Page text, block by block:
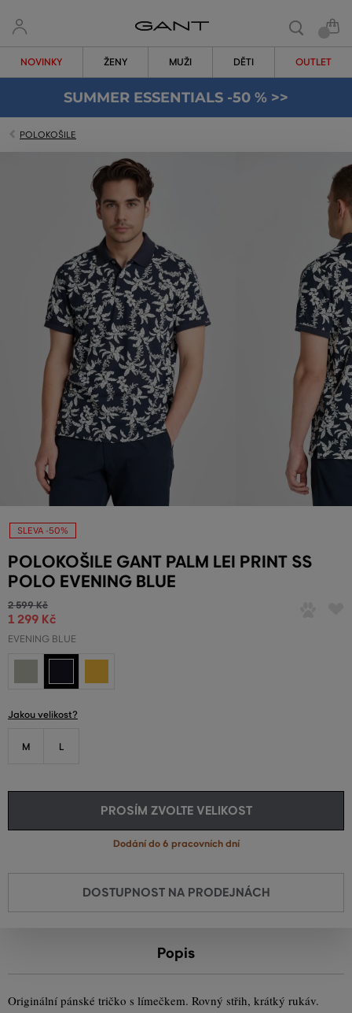
NOVINKY ŽENY MUŽI DĚTI OUTLET
SUMMER ESSENTIALS -50 % >>
POLOKOŠILE
SLEVA -50%
POLOKOŠILE GANT PALM LEI PRINT SS
POLO EVENING BLUE
2 599 Kč
1 299 Kč
EVENING BLUE
Jakou velikost?
M L
PROSÍM ZVOLTE VELIKOST
Dodání do 6 pracovních dní
DOSTUPNOST NA PRODEJNÁCH
Popis
Originální pánské tričko s límečkem. Rovný střih, krátký rukáv.